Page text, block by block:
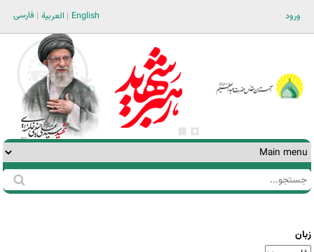
ورود فارسی العربية English
فرم
جستجو
زبان